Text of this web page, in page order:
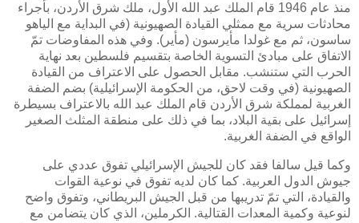
منذ عام 1946 قام الملك عبد الله الأول، ملك شرق الأردن، بأجراء
محادثات سرية مع ممثلي القيادة الصهيونية (في البداية مع الياهو
ساسون، ثم مع غولدا مأيرسون (مأير). وفي هذه المفاوضات تمّ
الاتفاق على مبادئ التسوية الخاصة بتقسيم فلسطين بعد نهاية
الحرب التي ستنشب. مقابل الحصول على الاعتراف من القيادة
الصهيونية (في وقت لاحق، من الحكومة الإسرائيلية) بضم الضفة
الغربية لمملكة شرق الأردن قام الملك عبد الله بالاعتراف بسيطرة
إسرائيل على بقية البلاد، بما في ذلك على منطقة المثلث الصغير
الواقع في الضفة الغربية.
وكما قيل سالفا فقد كان للجيش الإسرائيلي تفوق عددي على
جيوش الدول العربية. كما كان لديه تفوق في نوعية القوات
والقيادة، التي تمّ تدريبها من قبل الجيش البريطاني، وتفوق واضح
لنوعية وكمية المعدات القتالية. الكرملين، الذي كان يتضامن مع